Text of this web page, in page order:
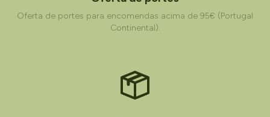
Oferta de portes para encomendas acima de 95€ (Portugal
Continental).